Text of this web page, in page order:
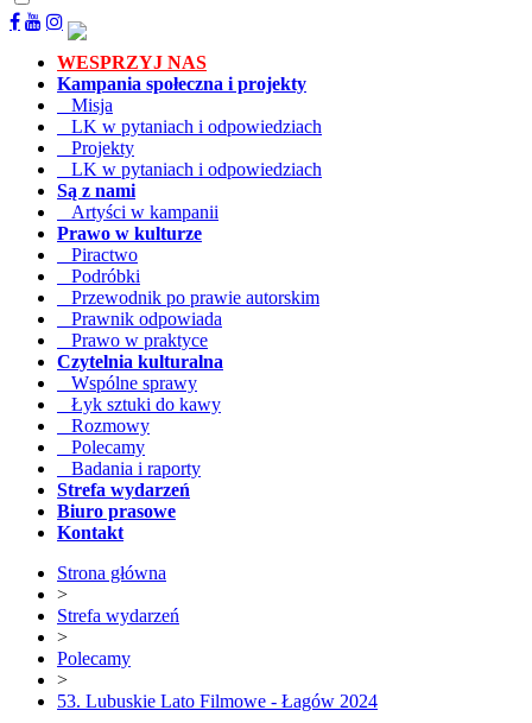
WESPRZYJ NAS
Kampania społeczna i projekty
Misja
LK w pytaniach i odpowiedziach
Projekty
LK w pytaniach i odpowiedziach
Są z nami
Artyści w kampanii
Prawo w kulturze
Piractwo
Podróbki
Przewodnik po prawie autorskim
Prawnik odpowiada
Prawo w praktyce
Czytelnia kulturalna
Wspólne sprawy
Łyk sztuki do kawy
Rozmowy
Polecamy
Badania i raporty
Strefa wydarzeń
Biuro prasowe
Kontakt
Strona główna
>
Strefa wydarzeń
>
Polecamy
>
53. Lubuskie Lato Filmowe - Łagów 2024